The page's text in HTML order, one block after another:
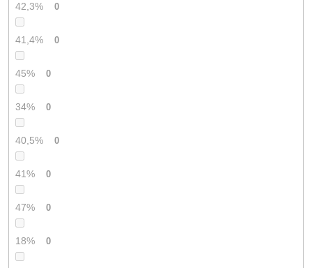
42,3% 0
41,4% 0
45% 0
34% 0
40,5% 0
41% 0
47% 0
18% 0